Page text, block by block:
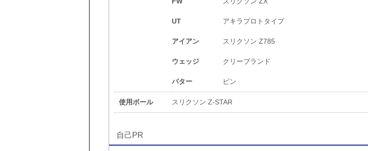
UT アキラプロトタイプ
アイアン スリクソン Z785
ウェッジ クリーブランド
パター ピン
使用ボール スリクソン Z-STAR
自己PR